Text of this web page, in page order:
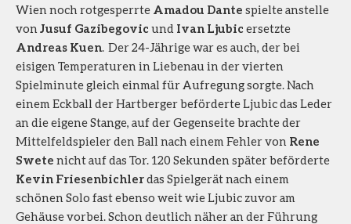
Wien noch rotgesperrte Amadou Dante spielte anstelle
von Jusuf Gazibegovicund Ivan Ljubicersetzte
Andreas Kuen. Der 24-Jährige war es auch, der bei
eisigen Temperaturen in Liebenau in der vierten
Spielminute gleich einmal für Aufregung sorgte. Nach
einem Eckball der Hartberger beförderte Ljubic das Leder
an die eigene Stange, auf der Gegenseite brachte der
Mittelfeldspieler den Ball nach einem Fehler von Rene
Swete nicht auf das Tor. 120 Sekunden später beförderte
Kevin Friesenbichlerdas Spielgerät nach einem
schönen Solo fast ebenso weit wie Ljubic zuvor am
Gehäuse vorbei. Schon deutlich näher an der Führung